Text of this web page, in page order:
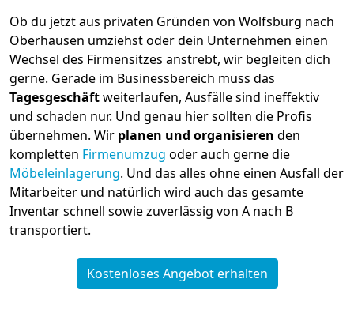
Ob du jetzt aus privaten Gründen von Wolfsburg nach
Oberhausen umziehst oder dein Unternehmen einen
Wechsel des Firmensitzes anstrebt, wir begleiten dich
gerne. Gerade im Businessbereich muss das
Tagesgeschäftweiterlaufen, Ausfälle sind ineffektiv
und schaden nur. Und genau hier sollten die Profis
übernehmen. Wir planen und organisieren den
kompletten Firmenumzug oder auch gerne die
Möbeleinlagerung. Und das alles ohne einen Ausfall der
Mitarbeiter und natürlich wird auch das gesamte
Inventar schnell sowie zuverlässig von A nach B
transportiert.
Kostenloses Angebot erhalten